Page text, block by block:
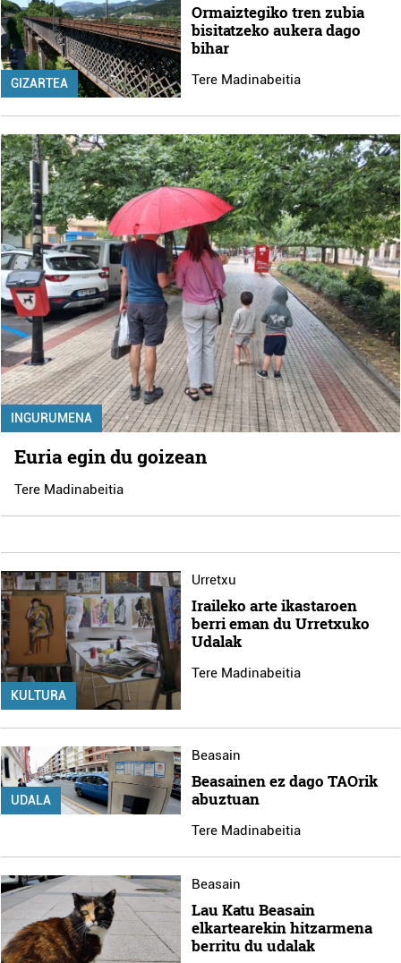
GIZARTEA
Ormaiztegiko tren zubia
bisitatzeko aukera dago
bihar
Tere Madinabeitia
INGURUMENA
Euria egin du goizean
Tere Madinabeitia
KULTURA
Urretxu
Iraileko arte ikastaroen
berri eman du Urretxuko
Udalak
Tere Madinabeitia
UDALA
Beasain
Beasainen ez dago TAOrik
abuztuan
Tere Madinabeitia
Beasain
Lau Katu Beasain
elkartearekin hitzarmena
berritu du udalak